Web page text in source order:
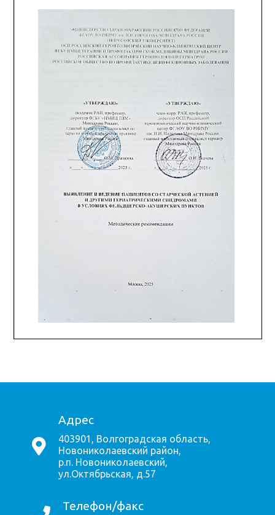
Адрес
403901, Волгоградская область,
Новониколаевский район,
р.п. Новониколаевский,
ул.Октябрьская, д.57
Телефон/факс